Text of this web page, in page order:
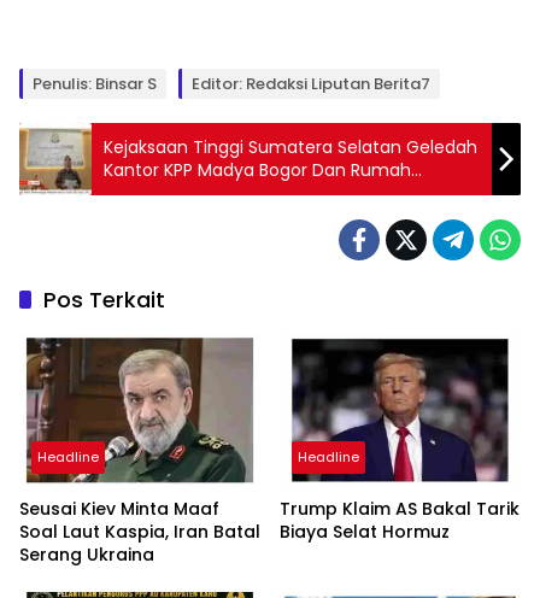
Penulis: Binsar S Editor: Redaksi Liputan Berita7
Kejaksaan Tinggi Sumatera Selatan Geledah
Kantor KPP Madya Bogor Dan Rumah
Tersangka FF Perkara Korupsi Pajak Tahun
Pos Terkait
Headline
Seusai Kiev Minta Maaf
Soal Laut Kaspia, Iran Batal
Serang Ukraina
Headline
Trump Klaim AS Bakal Tarik
Biaya Selat Hormuz